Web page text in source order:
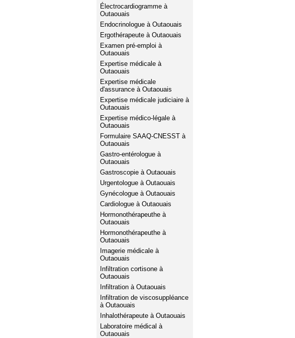
Électrocardiogramme à
Outaouais
Endocrinologue à Outaouais
Ergothérapeute à Outaouais
Examen pré-emploi à
Outaouais
Expertise médicale à
Outaouais
Expertise médicale
d'assurance à Outaouais
Expertise médicale judiciaire à
Outaouais
Expertise médico-légale à
Outaouais
Formulaire SAAQ-CNESST à
Outaouais
Gastro-entérologue à
Outaouais
Gastroscopie à Outaouais
Urgentologue à Outaouais
Gynécologue à Outaouais
Cardiologue à Outaouais
Hormonothérapeuthe à
Outaouais
Hormonothérapeuthe à
Outaouais
Imagerie médicale à
Outaouais
Infiltration cortisone à
Outaouais
Infiltration à Outaouais
Infiltration de viscosuppléance
à Outaouais
Inhalothérapeute à Outaouais
Laboratoire médical à
Outaouais